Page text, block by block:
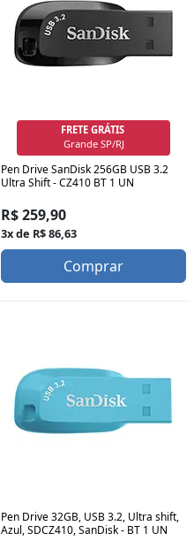
FRETE GRÁTIS
Grande SP/RJ
Pen Drive SanDisk 256GB USB 3.2
Ultra Shift - CZ410 BT 1 UN
R$ 259,90
3x de R$ 86,63
Comprar
Pen Drive 32GB, USB 3.2, Ultra shift,
Azul, SDCZ410, SanDisk - BT 1 UN